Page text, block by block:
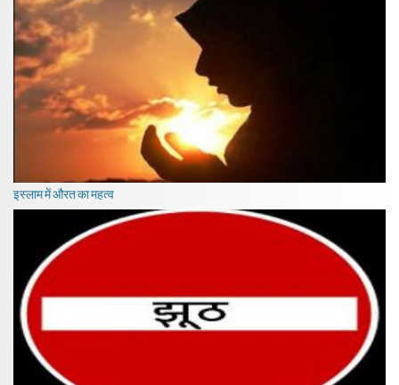
इस्लाम में औरत का महत्व